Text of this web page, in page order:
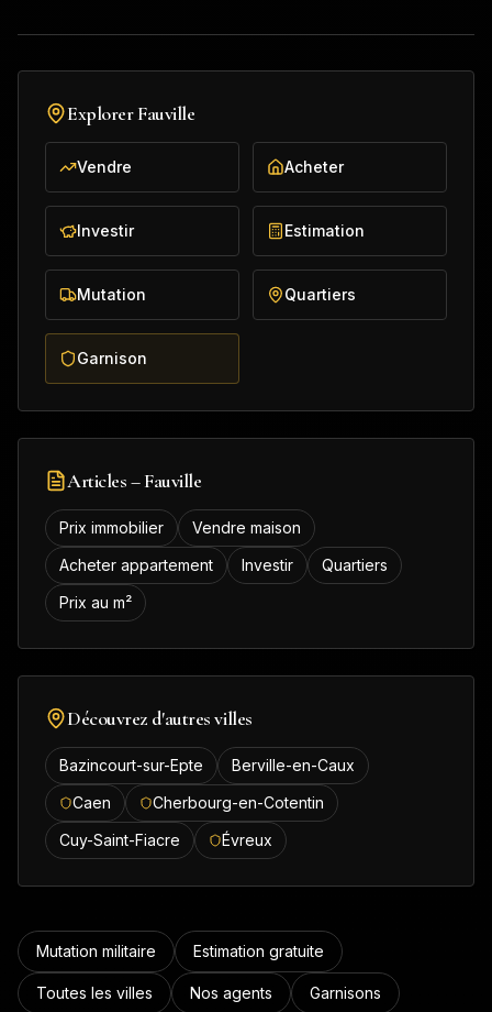
ExplorerFauville
Vendre Acheter
Investir Estimation
Mutation Quartiers
Garnison
Articles –Fauville
Prix immobilier
Vendre maison
Acheter appartement
Investir
Quartiers
Prix au m²
Découvrez d'autres villes
Bazincourt-sur-Epte
Berville-en-Caux
Caen
Cherbourg-en-Cotentin
Cuy-Saint-Fiacre
Évreux
Mutation militaire Estimation gratuite
Toutes les villes Nos agents Garnisons